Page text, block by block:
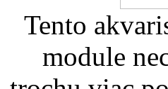
Tento
module